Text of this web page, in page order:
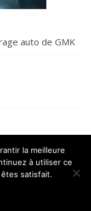
auto de GMK
la meilleure
à utiliser ce
satisfait.